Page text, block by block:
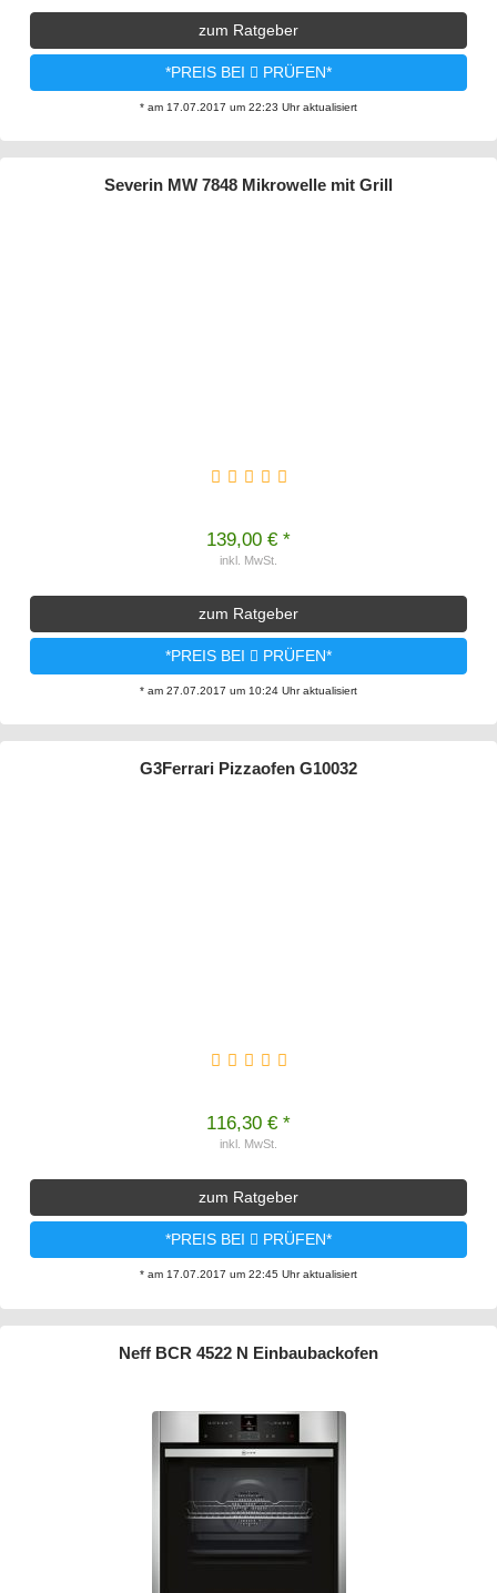
zum Ratgeber
*PREIS BEI PRÜFEN*
* am 17.07.2017 um 22:23 Uhr aktualisiert
Severin MW 7848 Mikrowelle mit Grill
139,00 € *
inkl. MwSt.
zum Ratgeber
*PREIS BEI PRÜFEN*
* am 27.07.2017 um 10:24 Uhr aktualisiert
G3Ferrari Pizzaofen G10032
116,30 € *
inkl. MwSt.
zum Ratgeber
*PREIS BEI PRÜFEN*
* am 17.07.2017 um 22:45 Uhr aktualisiert
Neff BCR 4522 N Einbaubackofen